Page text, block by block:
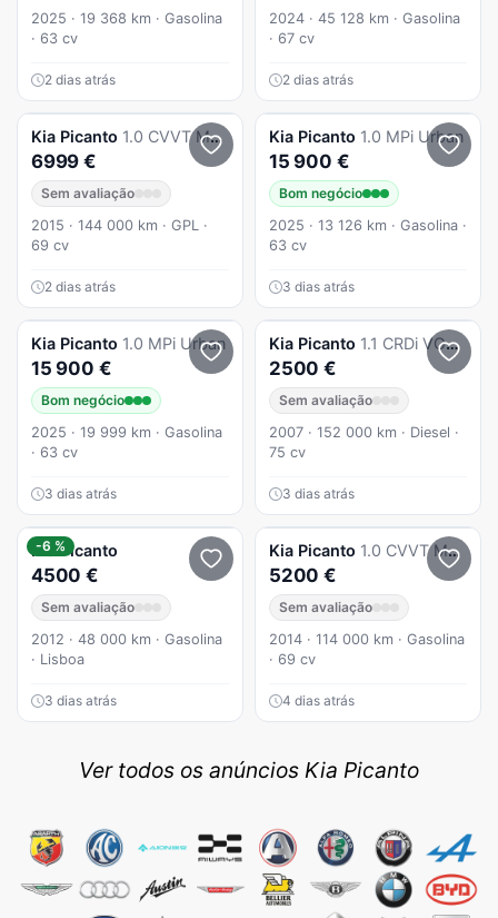
2025 · 19 368 km · Gasolina
· 63 cv
2 dias atrás
2024 · 45 128 km · Gasolina
· 67 cv
2 dias atrás
Kia Picanto 1.0 CVVT More GPL
6999 €
Sem avaliação
2015 · 144 000 km · GPL ·
69 cv
2 dias atrás
Kia Picanto 1.0 MPi Urban
15 900 €
Bom negócio
2025 · 13 126 km · Gasolina ·
63 cv
3 dias atrás
Kia Picanto 1.0 MPi Urban
15 900 €
Bom negócio
2025 · 19 999 km · Gasolina
· 63 cv
3 dias atrás
Kia Picanto 1.1 CRDi VGT EX
2500 €
Sem avaliação
2007 · 152 000 km · Diesel ·
75 cv
3 dias atrás
-6 %
Kia Picanto
4500 €
Sem avaliação
2012 · 48 000 km · Gasolina
· Lisboa
3 dias atrás
Kia Picanto 1.0 CVVT Mais
5200 €
Sem avaliação
2014 · 114 000 km · Gasolina
· 69 cv
4 dias atrás
Ver todos os anúncios Kia Picanto